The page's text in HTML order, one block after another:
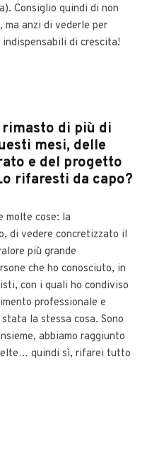
Consiglio quindi di non
anzi di vederle per
di crescita!
di più di
mesi, delle
e del progetto
rifaresti da capo?
molte cose: la
di vedere concretizzato il
più grande
che ho conosciuto, in
con i quali ho condiviso
professionale e
la stessa cosa. Sono
abbiamo raggiunto
quindi sì, rifarei tutto